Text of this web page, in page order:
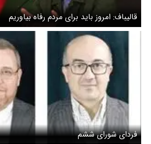
قالیباف: امروز باید برای مردم رفاه بیاوریم
فردای شورای ششم